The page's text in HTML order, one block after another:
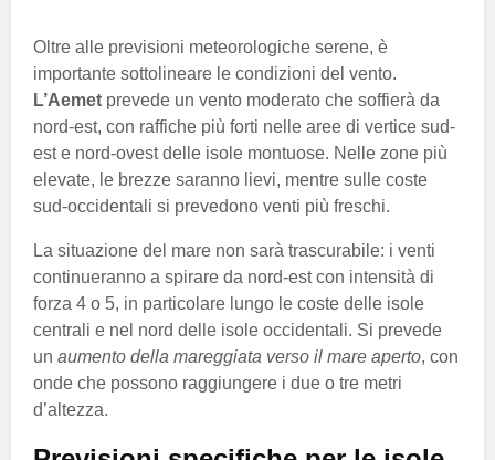
Oltre alle previsioni meteorologiche serene, è
importante sottolineare le condizioni del vento.
L’Aemet prevede un vento moderato che soffierà da
nord-est, con raffiche più forti nelle aree di vertice sud-
est e nord-ovest delle isole montuose. Nelle zone più
elevate, le brezze saranno lievi, mentre sulle coste
sud-occidentali si prevedono venti più freschi.
La situazione del mare non sarà trascurabile: i venti
continueranno a spirare da nord-est con intensità di
forza 4 o 5, in particolare lungo le coste delle isole
centrali e nel nord delle isole occidentali. Si prevede
un aumento della mareggiata verso il mare aperto, con
onde che possono raggiungere i due o tre metri
d’altezza.